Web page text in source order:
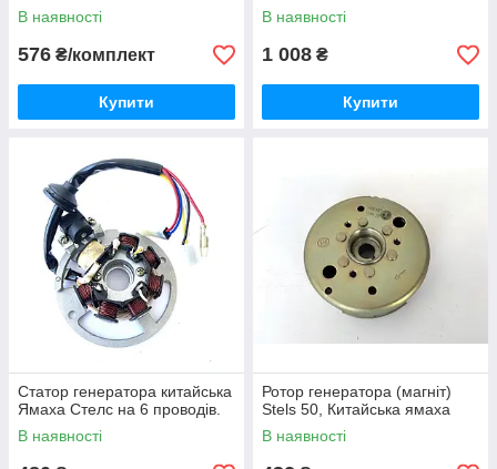
В наявності
576 ₴/комплект
Купити
В наявності
1 008 ₴
Купити
Статор генератора китайська
Ямаха Стелс на 6 проводів.
В наявності
Ротор генератора (магніт)
Stels 50, Китайська ямаха
В наявності